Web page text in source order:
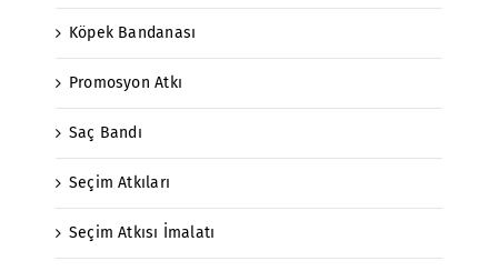
Köpek Bandanası
Promosyon Atkı
Saç Bandı
Seçim Atkıları
Seçim Atkısı İmalatı